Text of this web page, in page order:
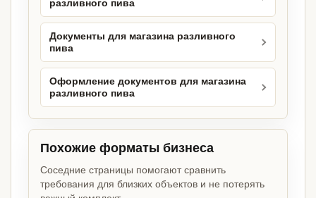
разливного пива
Документы для магазина разливного
пива
Оформление документов для магазина
разливного пива
Похожие форматы бизнеса
Соседние страницы помогают сравнить
требования для близких объектов и не потерять